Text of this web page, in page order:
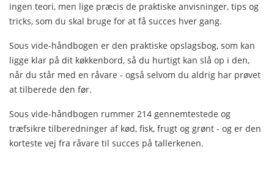
ingen teori, men lige præcis de praktiske anvisninger, tips og
tricks, som du skal bruge for at få succes hver gang.
Sous vide-håndbogen er den praktiske opslagsbog, som kan
ligge klar på dit køkkenbord, så du hurtigt kan slå op i den,
når du står med en råvare - også selvom du aldrig har prøvet
at tilberede den før.
Sous vide-håndbogen rummer 214 gennemtestede og
træfsikre tilberedninger af kød, fisk, frugt og grønt - og er den
korteste vej fra råvare til succes på tallerkenen.